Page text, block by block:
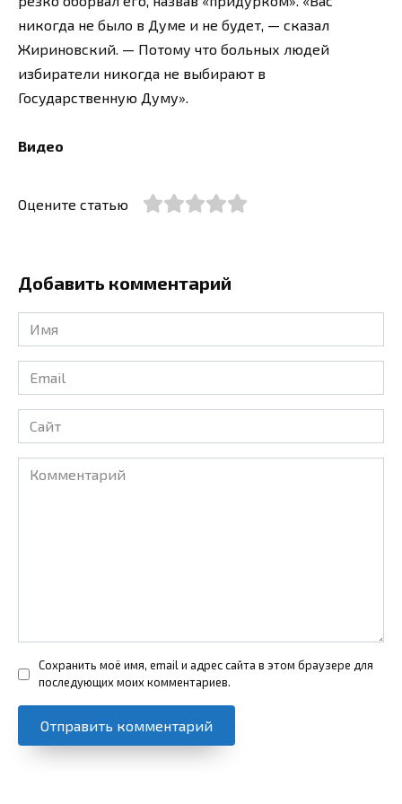
никогда не было в Думе и не будет, — сказал
Жириновский. — Потому что больных людей
избиратели никогда не выбирают в
Государственную Думу».
Видео
Оцените статью
Добавить комментарий
Имя
*
Email
*
Сайт
Комментарий
Сохранить моё имя, email и адрес сайта в этом браузере для
последующих моих комментариев.